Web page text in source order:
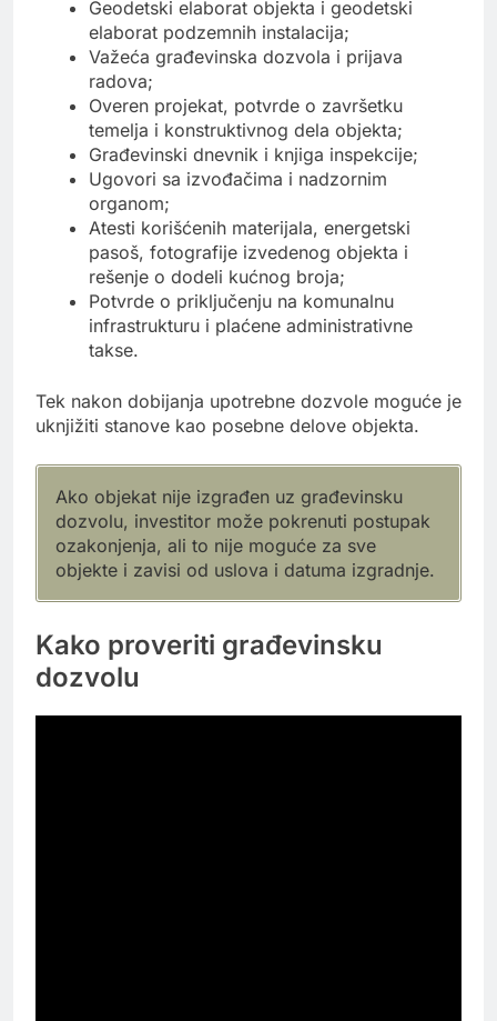
Geodetski elaborat objekta i geodetski
elaborat podzemnih instalacija;
Važeća građevinska dozvola i prijava
radova;
Overen projekat, potvrde o završetku
temelja i konstruktivnog dela objekta;
Građevinski dnevnik i knjiga inspekcije;
Ugovori sa izvođačima i nadzornim
organom;
Atesti korišćenih materijala, energetski
pasoš, fotografije izvedenog objekta i
rešenje o dodeli kućnog broja;
Potvrde o priključenju na komunalnu
infrastrukturu i plaćene administrativne
takse.
Tek nakon dobijanja upotrebne dozvole moguće je
uknjižiti stanove kao posebne delove objekta.
Ako objekat nije izgrađen uz građevinsku
dozvolu, investitor može pokrenuti postupak
ozakonjenja, ali to nije moguće za sve
objekte i zavisi od uslova i datuma izgradnje.
Kako proveriti građevinsku
dozvolu